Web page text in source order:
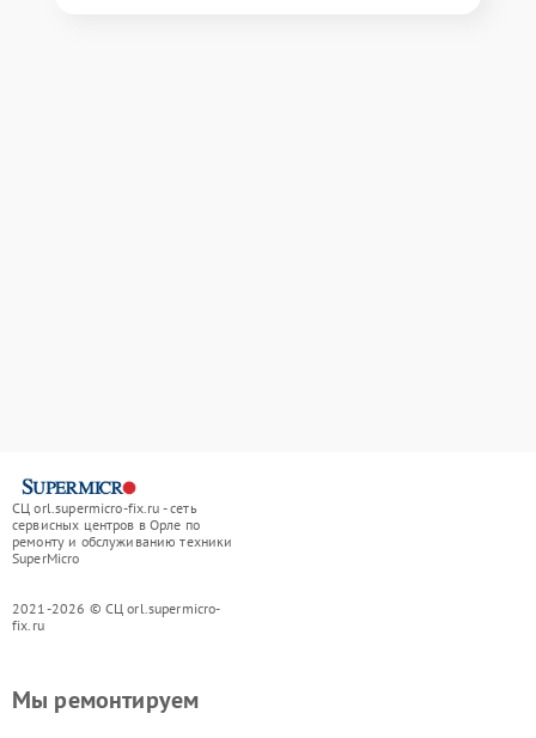
СЦ orl.supermicro-fix.ru - сеть
сервисных центров в Орле по
ремонту и обслуживанию техники
SuperMicro
2021-2026 © СЦ orl.supermicro-
fix.ru
Мы ремонтируем